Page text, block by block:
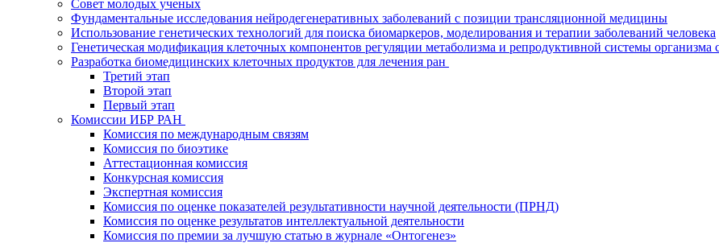
Совет молодых ученых
Фундаментальные исследования нейродегенеративных заболеваний с позиции трансляционной медицины
Использование генетических технологий для поиска биомаркеров, моделирования и терапии заболеваний человека
Генетическая модификация клеточных компонентов регуляции метаболизма и репродуктивной системы
Разработка биомедицинских клеточных продуктов для лечения ран
Третий этап
Второй этап
Первый этап
Комиссии ИБР РАН
Комиссия по международным связям
Комиссия по биоэтике
Аттестационная комиссия
Конкурсная комиссия
Экспертная комиссия
Комиссия по оценке показателей результативности научной деятельности (ПРНД)
Комиссия по оценке результатов интеллектуальной деятельности
Комиссия по премии за лучшую статью в журнале «Онтогенез»